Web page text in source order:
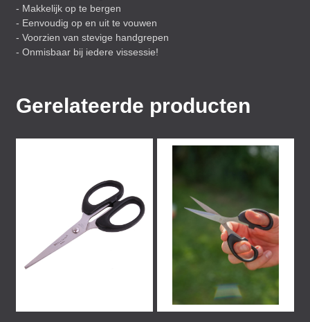
- Makkelijk op te bergen
- Eenvoudig op en uit te vouwen
- Voorzien van stevige handgrepen
- Onmisbaar bij iedere vissessie!
Gerelateerde producten